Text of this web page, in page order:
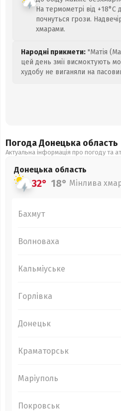
На термометрі від +18°C
почнуться грози.
хмарами.
Народні прикмети: "Матія
цей день змії висмоктують
худобу не виганяли на
Погода Донецька область
Актуальна інформація про погоду та
Донецька область
32° 18° Мінлива
Бахмут
Волноваха
Кальміуське
Горлівка
Донецьк
Краматорськ
Маріуполь
Покровськ